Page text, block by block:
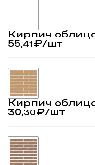
Кирпич
55,41 ₽/шт
Кирпич
30,30₽/шт